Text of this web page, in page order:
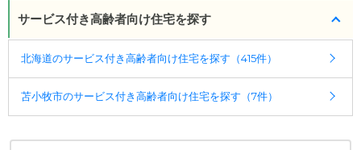
サービス付き高齢者向け住宅を探す
北海道のサービス付き高齢者向け住宅を探す（415件）
苫小牧市のサービス付き高齢者向け住宅を探す（7件）